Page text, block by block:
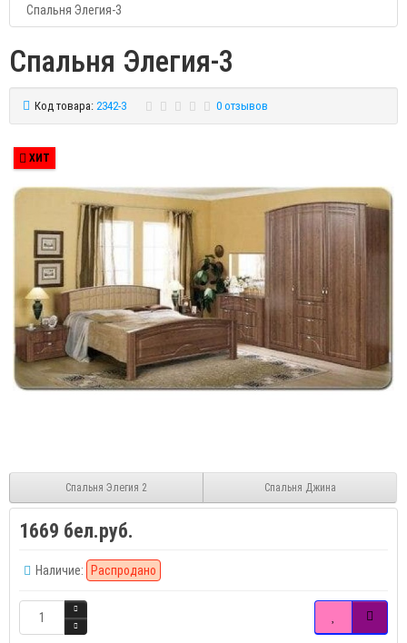
Спальня Элегия-3
Спальня Элегия-3
Код товара: 2342-3 0 отзывов
ХИТ
Спальня Элегия 2 Спальня Джина
1669 бел.руб.
Наличие: Распродано